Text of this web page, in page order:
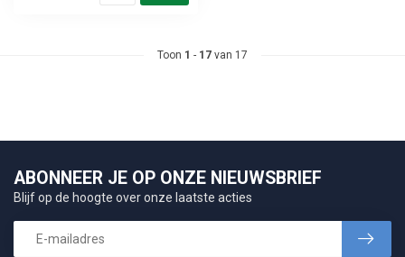
Toon 1 - 17 van 17
ABONNEER JE OP ONZE NIEUWSBRIEF
Blijf op de hoogte over onze laatste acties